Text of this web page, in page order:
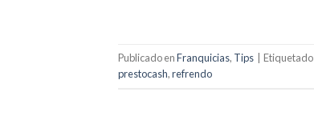
Publicado enFranquicias, Tips Etiquetado
prestocash,refrendo